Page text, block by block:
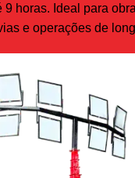
9 horas. Ideal para
e operações de